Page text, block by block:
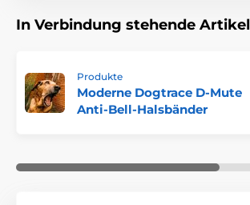
In Verbindung stehende Artikel
Produkte
Moderne Dogtrace D-Mute
Anti-Bell-Halsbänder